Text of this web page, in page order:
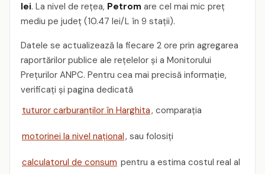
lei. La nivel de rețea, Petrom are cel mai mic preț
mediu pe județ (10.47 lei/L în 9 stații).
Datele se actualizează la fiecare 2 ore prin agregarea
raportărilor publice ale rețelelor și a Monitorului
Prețurilor ANPC. Pentru cea mai precisă informație,
verificați și pagina dedicată
tuturor carburanților în Harghita, comparația
motorinei la nivel național, sau folosiți
calculatorul de consum pentru a estima costul real al